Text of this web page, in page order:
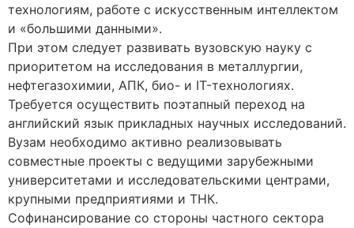
технологиям, работе с искусственным интеллектом
и «большими данными».
При этом следует развивать вузовскую науку с
приоритетом на исследования в металлургии,
нефтегазохимии, АПК, био- и IT-технологиях.
Требуется осуществить поэтапный переход на
английский язык прикладных научных исследований.
Вузам необходимо активно реализовывать
совместные проекты с ведущими зарубежными
университетами и исследовательскими центрами,
крупными предприятиями и ТНК.
Софинансирование со стороны частного сектора